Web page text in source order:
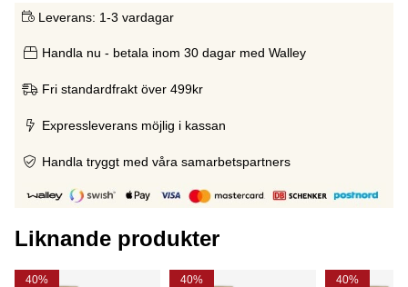
Leverans: 1-3 vardagar
Handla nu - betala inom 30 dagar med Walley
Fri standardfrakt över 499kr
Expressleverans möjlig i kassan
Handla tryggt med våra samarbetspartners
Liknande produkter
40% 40% 40%